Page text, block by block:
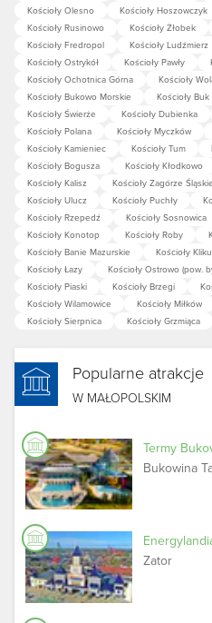
Kościoły Olesno
Kościoły Hoszowczyk
Kościoły Rusinowo
Kościoły Żłobek
Kościoły Fredropol
Kościoły Ludźmierz
Kościoły Ostrykół
Kościoły Pawły
Kościoły Ochotnica Górna
Kościoły
Kościoły Bukowo Morskie
Kościoły Buk
Kościoły Świerże
Kościoły Dubienka
Kościoły Polana
Kościoły Myczków
Kościoły Kamieniec
Kościoły Tum
Kościoły Bogusza
Kościoły Kłodkowo
Kościoły Kalisz
Kościoły Zagórze Śląskie
Kościoły Ulucz
Kościoły Puchły
Kościoły Rzepedź
Kościoły Sosnowica
Kościoły Konotop
Kościoły Roby
Kościoły Banie Mazurskie
Kościoły
Kościoły Łazy
Kościoły Ostrowo (pow.
Kościoły Piaski
Kościoły Brzegi
Kościoły Wilamowice
Kościoły Miłków
Kościoły Sierpnica
Kościoły Grzmiąca
Popularne atrakcje
W MAŁOPOLSKIM
Termy
Bukowina
Zator